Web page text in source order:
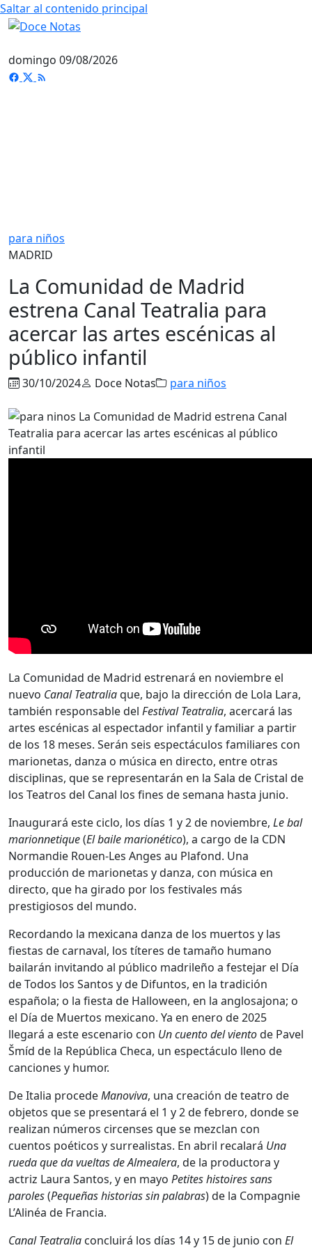
Saltar al contenido principal
domingo 09/08/2026
para niños
MADRID
La Comunidad de Madrid
estrena Canal Teatralia para
acercar las artes escénicas al
público infantil
30/10/2024 Doce Notas para niños
La Comunidad de Madrid estrenará en noviembre el
nuevo Canal Teatraliaque, bajo la dirección de Lola Lara,
también responsable del Festival Teatralia, acercará las
artes escénicas al espectador infantil y familiar a partir
de los 18 meses. Serán seis espectáculos familiares con
marionetas, danza o música en directo, entre otras
disciplinas, que se representarán en la Sala de Cristal de
los Teatros del Canal los fines de semana hasta junio.
Inaugurará este ciclo, los días 1 y 2 de noviembre, Le bal
marionnetique(El baile marionético), a cargo de la CDN
Normandie Rouen-Les Anges au Plafond. Una
producción de marionetas y danza, con música en
directo, que ha girado por los festivales más
prestigiosos del mundo.
Recordando la mexicana danza de los muertos y las
fiestas de carnaval, los títeres de tamaño humano
bailarán invitando al público madrileño a festejar el Día
de Todos los Santos y de Difuntos, en la tradición
española; o la fiesta de Halloween, en la anglosajona; o
el Día de Muertos mexicano. Ya en enero de 2025
llegará a este escenario con Un cuento del vientode Pavel
Šmíd de la República Checa, un espectáculo lleno de
canciones y humor.
De Italia procedeManoviva, una creación de teatro de
objetos que se presentará el 1 y 2 de febrero, donde se
realizan números circenses que se mezclan con
cuentos poéticos y surrealistas. En abril recalará Una
rueda que da vueltas de Almealera, de la productora y
actriz Laura Santos, y en mayo Petites histoiressans
paroles(Pequeñas historias sin palabras) de la Compagnie
L’Alinéa de Francia.
Canal Teatralia concluirá los días 14 y 15 de junio con El